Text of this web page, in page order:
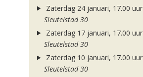
Zaterdag 24 januari, 17.00 uur
Sleutelstad 30
Zaterdag 17 januari, 17.00 uur
Sleutelstad 30
Zaterdag 10 januari, 17.00 uur
Sleutelstad 30